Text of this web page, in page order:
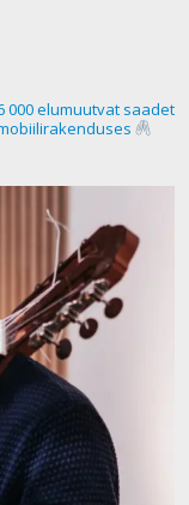
000 elumuutvat saadet